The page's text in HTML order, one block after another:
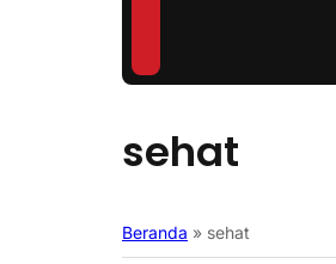
sehat
Beranda » sehat